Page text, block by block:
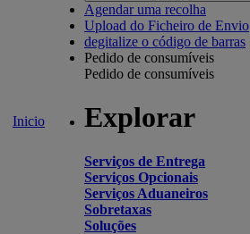
Inicio
Agendar uma recolha
Upload do Ficheiro de Envio
degitalize o código de barras
Pedido de consumíveis
Pedido de consumíveis
Explorar
Serviços de Entrega
Serviços Opcionais
Serviços Aduaneiros
Sobretaxas
Soluções